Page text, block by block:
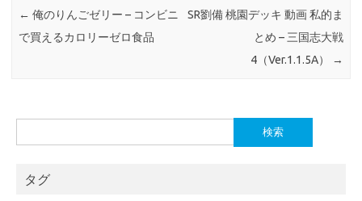
← 俺のりんごゼリー – コンビニ
で買えるカロリーゼロ食品
SR劉備 桃園デッキ 動画 私的ま
とめ – 三国志大戦
4（Ver.1.1.5A）
→
索:
タグ